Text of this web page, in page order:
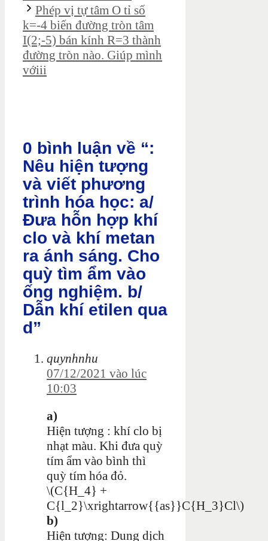
Phép vị tự tâm O tỉ số
k=-4 biến đường tròn tâm
I(2;-5) bán kính R=3 thành
đường tròn nào. Giúp mình
vớiii
0 bình luận về “:
Nêu hiện tượng
và viết phương
trình hóa học: a/
Đưa hỗn hợp khí
clo và khí metan
ra ánh sáng. Cho
quỳ tìm ẩm vào
ống nghiệm. b/
Dẫn khí etilen qua
d”
quynhnhu
07/12/2021 vào lúc
10:03
a)
Hiện tượng : khí clo bị
nhạt màu. Khi đưa quỳ
tím ẩm vào bình thì
quỳ tím hóa đỏ.
\(C{H_4} +
C{l_2}\xrightarrow{{as}}C{H_3}Cl\)
b)
Hiện tượng: Dung dịch